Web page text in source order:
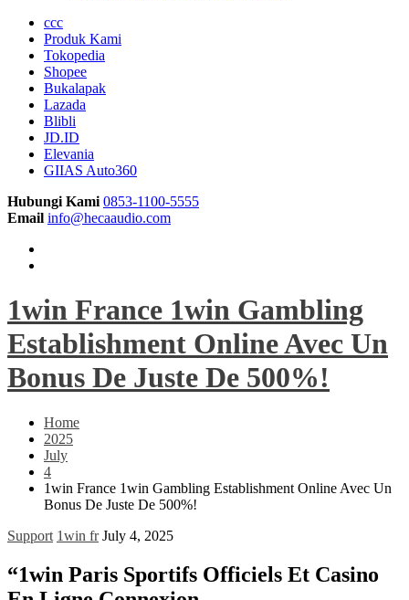
ccc
Produk Kami
Tokopedia
Shopee
Bukalapak
Lazada
Blibli
JD.ID
Elevania
GIIAS Auto360
Hubungi Kami 0853-1100-5555
Email info@hecaaudio.com
1win France 1win Gambling
Establishment Online Avec Un
Bonus De Juste De 500%!
Home
2025
July
4
1win France 1win Gambling Establishment Online Avec Un
Bonus De Juste De 500%!
Support 1win fr July 4, 2025
“1win Paris Sportifs Officiels Et Casino